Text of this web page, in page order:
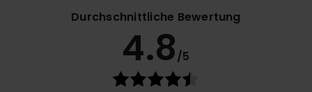
Durchschnittliche Bewertung
4.8/5